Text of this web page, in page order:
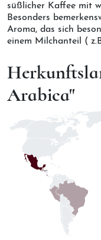
süßlicher Kaffee mit
Besonders
Aroma, das sich
einem Milchanteil (
Arabica"